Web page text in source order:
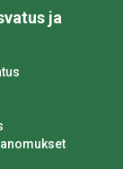
ja